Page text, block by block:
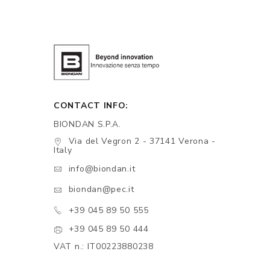
CONTACT INFO:
BIONDAN S.P.A.
Via del Vegron 2 - 37141 Verona -
Italy
info@biondan.it
biondan@pec.it
+39 045 89 50 555
+39 045 89 50 444
VAT n.: IT00223880238